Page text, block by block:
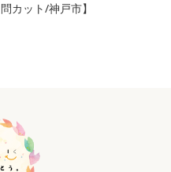
問カット/神戸市】